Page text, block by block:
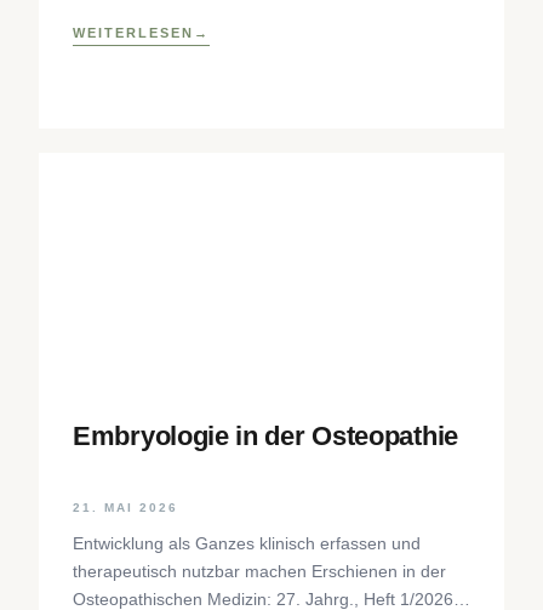
WEITERLESEN
Embryologie in der Osteopathie
21. MAI 2026
Entwicklung als Ganzes klinisch erfassen und
therapeutisch nutzbar machen Erschienen in der
Osteopathischen Medizin: 27. Jahrg., Heft 1/2026,